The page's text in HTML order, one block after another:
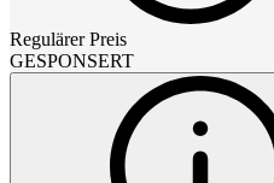
Regulärer Preis
GESPONSERT